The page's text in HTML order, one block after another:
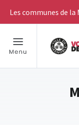
Les communes de